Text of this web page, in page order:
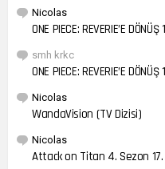
Nicolas
ONE PIECE: REVERIE’E DÖNÜŞ
smh krkc
ONE PIECE: REVERIE’E DÖNÜŞ
Nicolas
WandaVision (TV Dizisi)
Nicolas
Attack on Titan 4. Sezon